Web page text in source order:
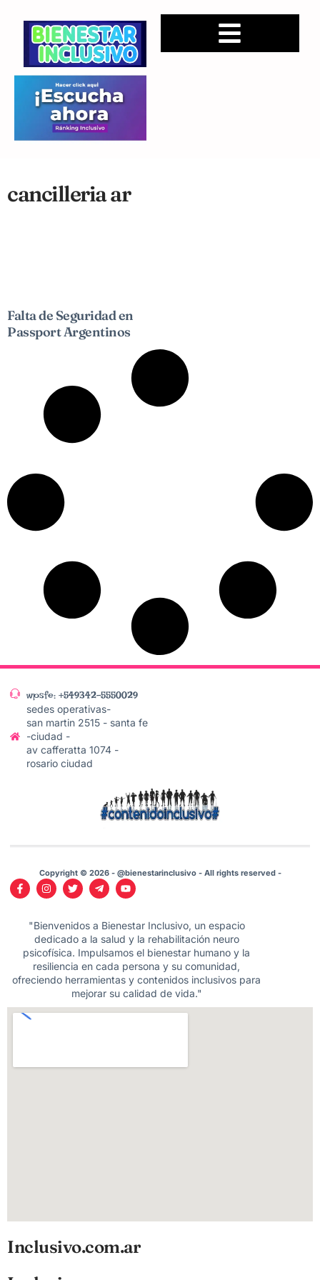
cancilleria ar
Falta de Seguridad en
Passport Argentinos
wpsfe: +549342-5550029
sedes operativas-
san martin 2515 - santa fe
-ciudad -
av cafferatta 1074 -
rosario ciudad
Copyright © 2026 - @bienestarinclusivo - All rights reserved -
"Bienvenidos a Bienestar Inclusivo, un espacio
dedicado a la salud y la rehabilitación neuro
psicofísica. Impulsamos el bienestar humano y la
resiliencia en cada persona y su comunidad,
ofreciendo herramientas y contenidos inclusivos para
mejorar su calidad de vida."
Inclusivo.com.ar